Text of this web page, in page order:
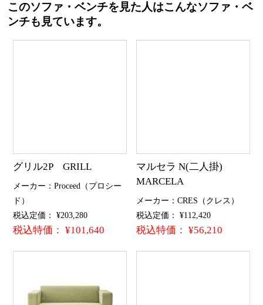
このソファ・ベンチを見た人はこんなソファ・ベ
ンチも見ています。
グリル2P GRILL
メーカー：Proceed（プロシー
ド）
税込定価： ¥203,280
税込特価： ¥101,640
マルセラ N(二人掛)
MARCELA
メーカー：CRES（クレス）
税込定価： ¥112,420
税込特価： ¥56,210